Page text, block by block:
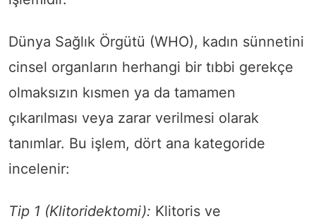
Dünya Sağlık Örgütü (WHO), kadın sünnetini
cinsel organların herhangi bir tıbbi gerekçe
olmaksızın kısmen ya da tamamen
çıkarılması veya zarar verilmesi olarak
tanımlar. Bu işlem, dört ana kategoride
incelenir:
Tip 1 (Klitoridektomi): Klitoris ve